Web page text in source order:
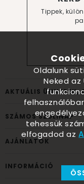
Tippek,
AKTUÁLIS ÜNNEPEK,
SZÁMOS SZÜLINAP
AJÁNLATOK
INFORMÁCIÓ
Oldalunk
Neked az
tehessük
elfogadod az